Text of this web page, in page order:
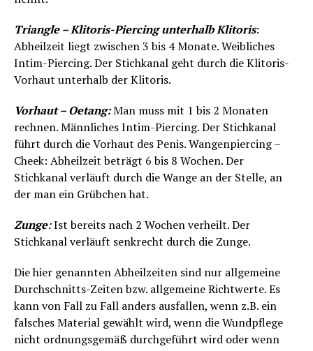
Triangle – Klitoris-Piercing unterhalb Klitoris:
Abheilzeit liegt zwischen 3 bis 4 Monate. Weibliches
Intim-Piercing. Der Stichkanal geht durch die Klitoris-
Vorhaut unterhalb der Klitoris.
Vorhaut – Oetang:Man muss mit 1 bis 2 Monaten
rechnen. Männliches Intim-Piercing. Der Stichkanal
führt durch die Vorhaut des Penis. Wangenpiercing –
Cheek: Abheilzeit beträgt 6 bis 8 Wochen. Der
Stichkanal verläuft durch die Wange an der Stelle, an
der man ein Grübchen hat.
Zunge:Ist bereits nach 2 Wochen verheilt. Der
Stichkanal verläuft senkrecht durch die Zunge.
Die hier genannten Abheilzeiten sind nur allgemeine
Durchschnitts-Zeiten bzw. allgemeine Richtwerte. Es
kann von Fall zu Fall anders ausfallen, wenn z.B. ein
falsches Material gewählt wird, wenn die Wundpflege
nicht ordnungsgemäß durchgeführt wird oder wenn